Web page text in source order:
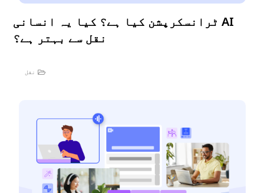
AI ٹرانسکرپشن کیا ہے؟ کیا یہ انسانی
نقل سے بہتر ہے؟
نقل